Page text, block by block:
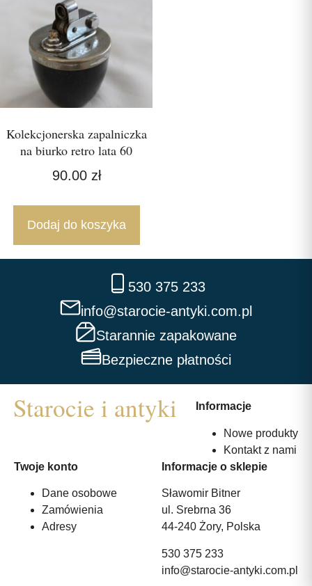
Kolekcjonerska zapalniczka
na biurko retro lata 60
90.00 zł
Dodaj do koszyka
530 375 233
info@starocie-antyki.com.pl
Starannie zapakowane
Bezpieczne płatności
Informacje
Nowe produkty
Kontakt z nami
Twoje konto
Dane osobowe
Zamówienia
Adresy
Informacje o sklepie
Sławomir Bitner
ul. Srebrna 36
44-240 Żory, Polska
530 375 233
info@starocie-antyki.com.pl